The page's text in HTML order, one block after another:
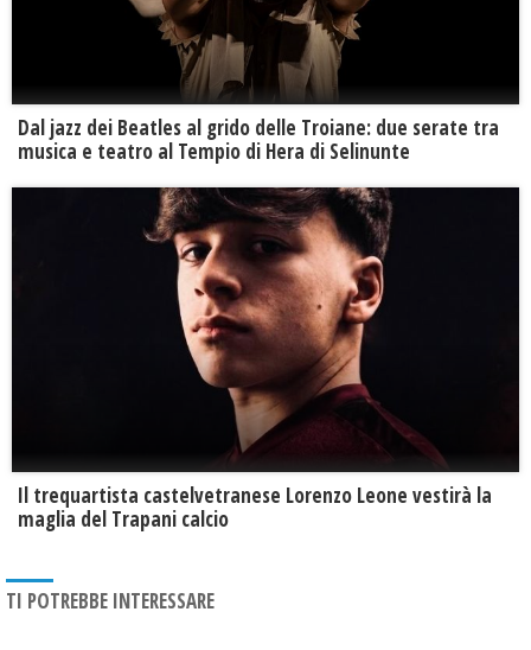
Dal jazz dei Beatles al grido delle Troiane: due serate tra
musica e teatro al Tempio di Hera di Selinunte
Il trequartista castelvetranese Lorenzo Leone vestirà la
maglia del Trapani calcio
TI POTREBBE INTERESSARE